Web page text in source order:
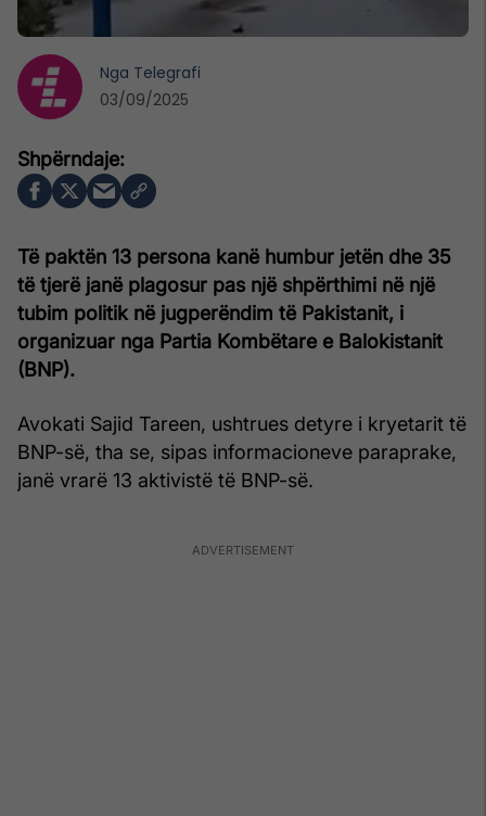
Të paktën 13 persona kanë humbur jetën dhe 35
të tjerë janë plagosur pas një shpërthimi në një
tubim politik në jugperëndim të Pakistanit, i
organizuar nga Partia Kombëtare e Balokistanit
(BNP).
Avokati Sajid Tareen, ushtrues detyre i kryetarit të
BNP-së, tha se, sipas informacioneve paraprake,
janë vrarë 13 aktivistë të BNP-së.
Nga Telegrafi
03/09/2025